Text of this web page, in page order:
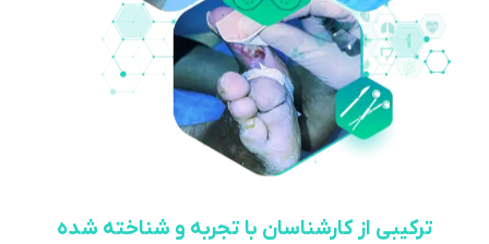
ترکیبی از کارشناسان با تجربه و شناخته شده